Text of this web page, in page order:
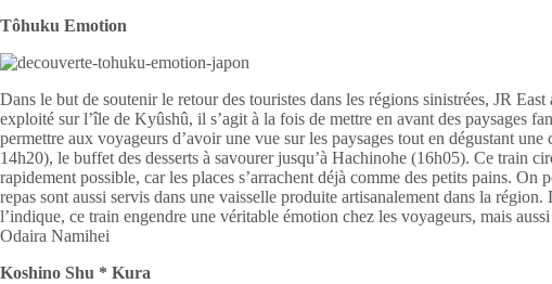
Tôhuku Emotion
Dans le but de soutenir le retour des touristes dans les régions sinistrées, JR
exploité sur l’île de Kyûshû, il s’agit à la fois de mettre en avant des paysages
permettre aux voyageurs d’avoir une vue sur les paysages tout en dégustant
14h20), le buffet des desserts à savourer jusqu’à Hachinohe (16h05). Ce train
rapidement possible, car les places s’arrachent déjà comme des petits pains.
repas sont aussi servis dans une vaisselle produite artisanalement dans la
l’indique, ce train engendre une véritable émotion chez les voyageurs, mais
Odaira Namihei
Koshino Shu * Kura